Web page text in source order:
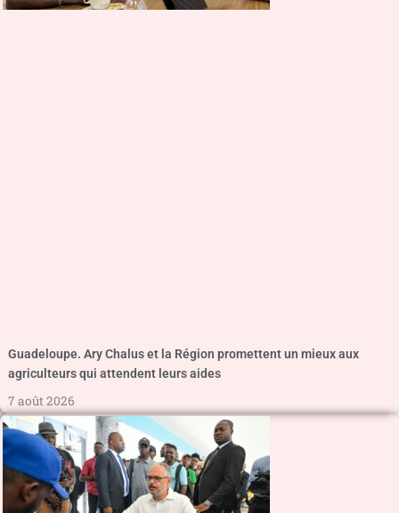
Guadeloupe. Ary Chalus et la Région promettent un mieux aux
agriculteurs qui attendent leurs aides
7 août 2026